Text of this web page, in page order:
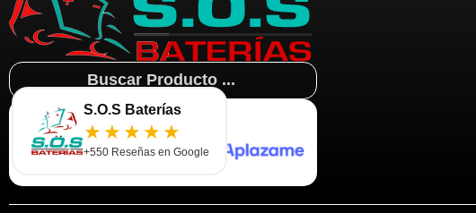
Search
...
S.O.S Baterías
★★★★★
+550 Reseñas en Google